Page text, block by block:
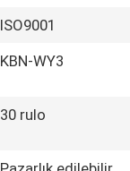
ISO9001
KBN-WY3
30 rulo